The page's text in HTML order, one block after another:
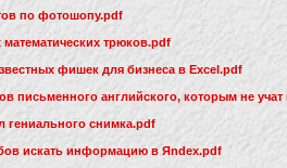
по фотошопу.pdf
математических трюков.pdf
фишек для бизнеса в Excel.pdf
письменного английского, которым не
гениального снимка.pdf
искать информацию в Яndex.pdf